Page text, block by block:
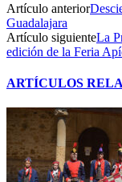
Artículo anterior
Guadalajara
Artículo siguienteLa
edición de la Feria
ARTÍCULOS